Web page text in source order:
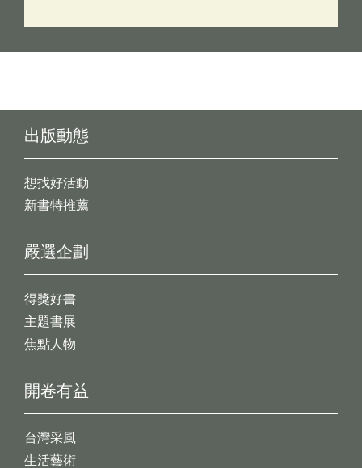
出版動態
想找好活動
新書特推薦
開卷有益
台灣采風
生活藝術
嚴選企劃
得獎好書
主題書展
焦點人物